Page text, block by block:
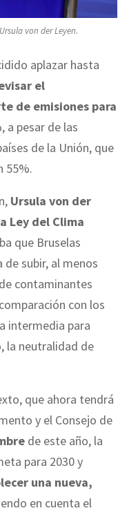
von der Leyen.
aplazar hasta
el
de emisiones para
a pesar de las
de la Unión, que
55%.
Ursula von der
Ley del Clima
que Bruselas
de subir, al menos
contaminantes
con los
intermedia para
la neutralidad de
que ahora tendrá
y el Consejo de
de este año, la
para 2030 y
una nueva,
en cuenta el